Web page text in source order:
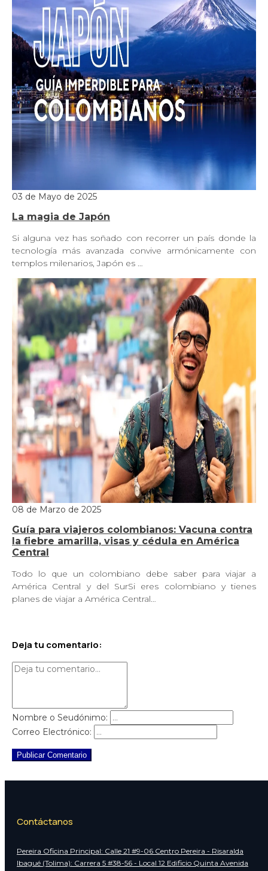
03 de Mayo de 2025
La magia de Japón
Si alguna vez has soñado con recorrer un país donde la
tecnología más avanzada convive armónicamente con
templos milenarios, Japón es …
08 de Marzo de 2025
Guía para viajeros colombianos: Vacuna contra
la fiebre amarilla, visas y cédula en América
Central
Todo lo que un colombiano debe saber para viajar a
América Central y del SurSi eres colombiano y tienes
planes de viajar a América Central…
Deja tu comentario:
Nombre o Seudónimo:
Correo Electrónico:
Publicar Comentario
Contáctanos
Pereira Oficina Principal: Calle 21 #9-06 Centro Pereira - Risaralda
Ibagué (Tolima): Carrera 5 #38-56 - Local 12 Edificio Quinta Avenida